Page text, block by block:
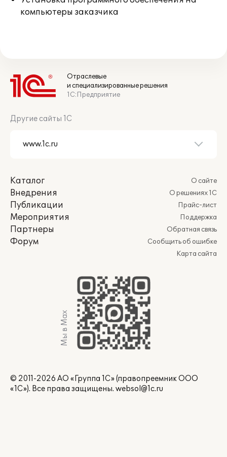
компьютеры заказчика
Отраслевые
и специализированные решения
1С:Предприятие
Другие сайты 1С
Каталог
Внедрения
Публикации
Мероприятия
Партнеры
Форум
О сайте
О решениях 1С
Прайс-лист
Поддержка
Обратная связь
Сообщить об ошибке
Карта сайта
Мы в Max
© 2011-2026 АО «Группа 1С» (правопреемник ООО
«1С»). Все права защищены. websol@1c.ru